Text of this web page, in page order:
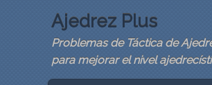
Ajedrez Plus
Problemas de Táctica de
para mejorar el nivel